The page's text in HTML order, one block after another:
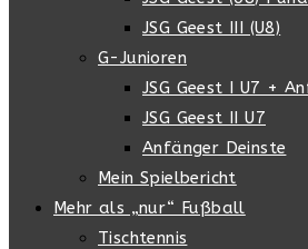
JSG Geest III (U8)
G-Junioren
JSG Geest I U7 +
JSG Geest II U7
Anfänger Deinste
Mein Spielbericht
Mehr als „nur“ Fußball
Tischtennis